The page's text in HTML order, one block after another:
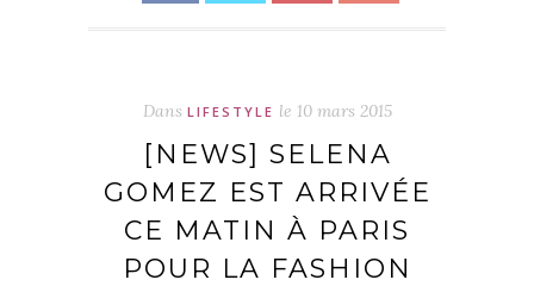
Dans LIFESTYLE le 10 mars 2015
[NEWS] SELENA
GOMEZ EST ARRIVÉE
CE MATIN À PARIS
POUR LA FASHION